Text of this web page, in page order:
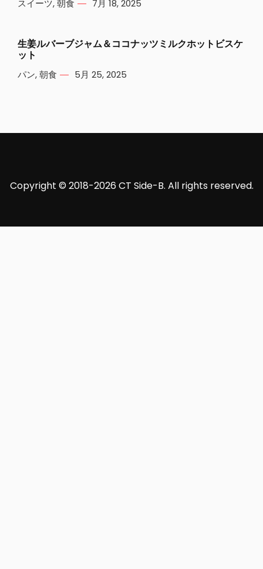
スイーツ,朝食 7月 18, 2025
生姜ルバーブジャム＆ココナッツミルクホットビスケ
ット
パン,朝食 5月 25, 2025
Copyright © 2018-2026 CT Side-B. All rights reserved.